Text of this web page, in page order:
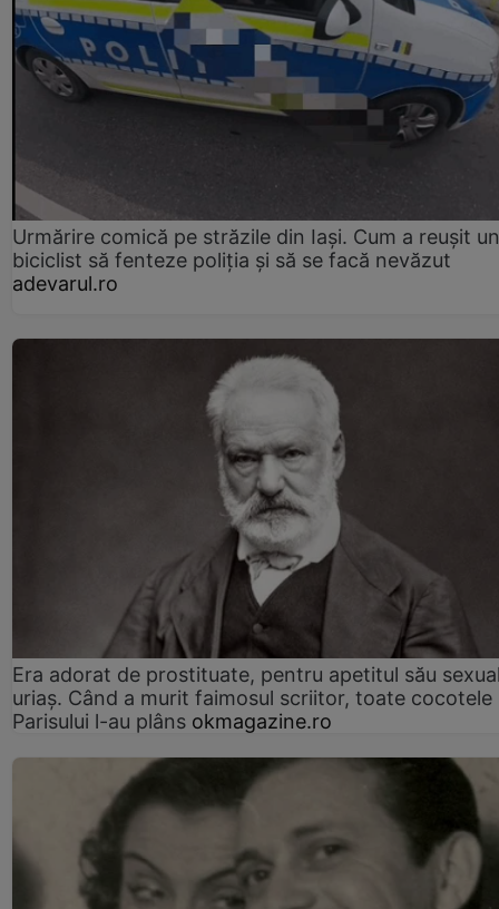
Urmărire comică pe străzile din Iași. Cum a reușit un
biciclist să fenteze poliția și să se facă nevăzut
adevarul.ro
Era adorat de prostituate, pentru apetitul său
uriaș. Când a murit faimosul scriitor, toate cocotele
Parisului l-au plâns okmagazine.ro